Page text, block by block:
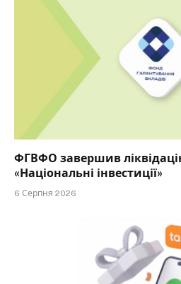
ФГВФО завершив
«Національні інвестиції»
6 Серпня 2026